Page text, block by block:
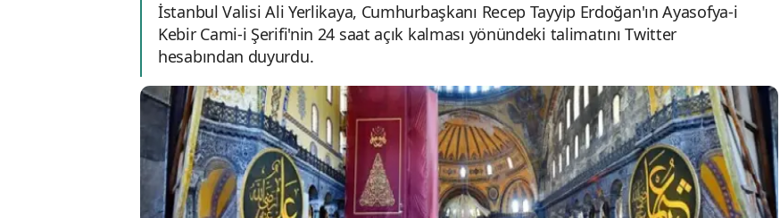
İstanbul Valisi Ali Yerlikaya, Cumhurbaşkanı Recep Tayyip Erdoğan'ın Ayasofya-i
Kebir Cami-i Şerifi'nin 24 saat açık kalması yönündeki talimatını Twitter
hesabından duyurdu.